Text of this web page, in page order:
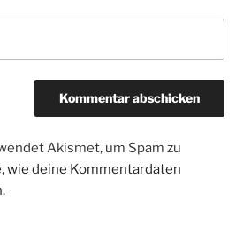
Akismet, um Spam zu
wie deine Kommentardaten